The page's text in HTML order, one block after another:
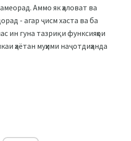
Аммо як ҳаловат ва
- агар ҷисм хаста ва ба
ин гуна тазриқи функсияҳои
ҳаётан муҳими наҷотдиҳанда